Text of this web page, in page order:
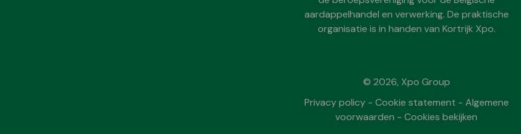
aardappelhandel en verwerking. De praktische
organisatie is in handen van Kortrijk Xpo.
© 2026, Xpo Group
Privacy policy- Cookie statement - Algemene
voorwaarden -Cookies bekijken